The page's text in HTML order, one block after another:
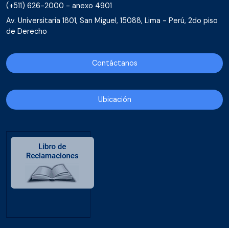
(+511) 626-2000 - anexo 4901
Av. Universitaria 1801, San Miguel, 15088, Lima - Perú, 2do piso
de Derecho
Contáctanos
Ubicación